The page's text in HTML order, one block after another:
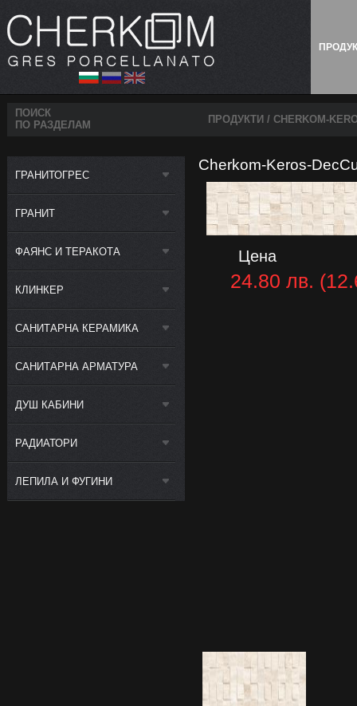
ПОИСК
ПО РАЗДЕЛАМ
ПРОДУКТИ / CHERKOM-
ГРАНИТОГРЕС
ГРАНИТ
ФАЯНС И ТЕРАКОТА
КЛИНКЕР
САНИТАРНА КЕРАМИКА
САНИТАРНА АРМАТУРА
ДУШ КАБИНИ
РАДИАТОРИ
ЛЕПИЛА И ФУГИНИ
Cherkom-Keros-
Цена
24.80 лв.